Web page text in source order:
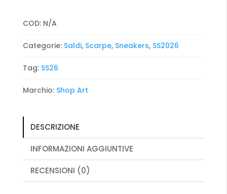
quantità
COD: N/A
Categorie: Saldi, Scarpe, Sneakers, SS2026
Tag: SS26
Marchio: Shop Art
DESCRIZIONE
INFORMAZIONI AGGIUNTIVE
RECENSIONI (0)